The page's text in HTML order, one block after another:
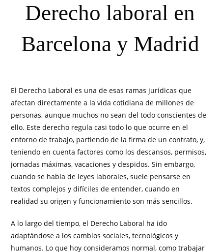
Derecho laboral en
Barcelona y Madrid
El Derecho Laboral es una de esas ramas jurídicas que
afectan directamente a la vida cotidiana de millones de
personas, aunque muchos no sean del todo conscientes de
ello. Este derecho regula casi todo lo que ocurre en el
entorno de trabajo, partiendo de la firma de un contrato, y,
teniendo en cuenta factores como los descansos, permisos,
jornadas máximas, vacaciones y despidos. Sin embargo,
cuando se habla de leyes laborales, suele pensarse en
textos complejos y difíciles de entender, cuando en
realidad su origen y funcionamiento son más sencillos.
A lo largo del tiempo, el Derecho Laboral ha ido
adaptándose a los cambios sociales, tecnológicos y
humanos. Lo que hoy consideramos normal, como trabajar